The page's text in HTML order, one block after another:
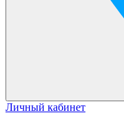
Личный кабинет